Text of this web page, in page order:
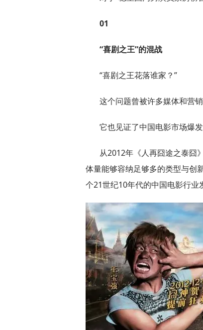
01
“喜剧之王”的混战
“喜剧之王花落谁家？”
这个问题曾被许多媒体和营销
它也见证了中国电影市场爆发
从2012年《人再囧途之泰囧
体量能够容纳足够多的类型与创
个21世纪10年代的中国电影行业